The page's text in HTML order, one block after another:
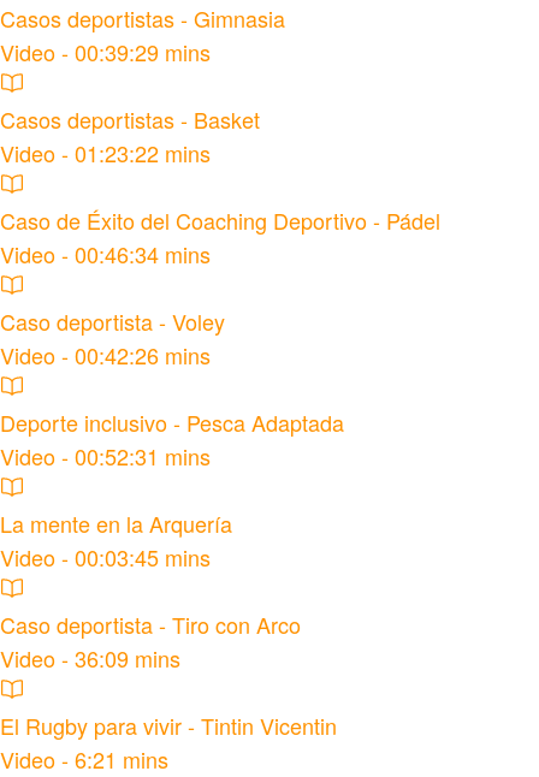
Casos deportistas - Gimnasia
Video - 00:39:29 mins
Casos deportistas - Basket
Video - 01:23:22 mins
Caso de Éxito del Coaching Deportivo - Pádel
Video - 00:46:34 mins
Caso deportista - Voley
Video - 00:42:26 mins
Deporte inclusivo - Pesca Adaptada
Video - 00:52:31 mins
La mente en la Arquería
Video - 00:03:45 mins
Caso deportista - Tiro con Arco
Video - 36:09 mins
El Rugby para vivir - Tintin Vicentin
Video - 6:21 mins